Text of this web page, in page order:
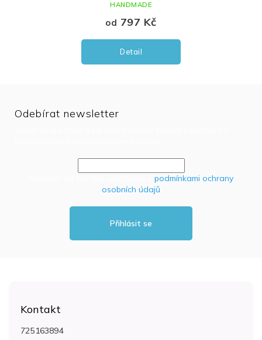
od 797 Kč
Detail
HANDMADE
Odebírat newsletter
podmínkami ochrany
osobních údajů
Přihlásit se
Kontakt
725163894